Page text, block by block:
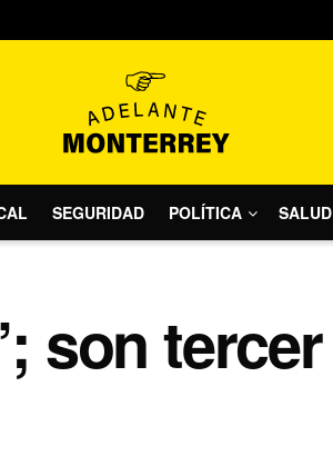
SEGURIDAD POLÍTICA SALUD
son